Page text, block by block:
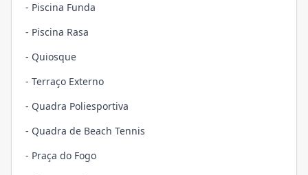
- Piscina Funda
- Piscina Rasa
- Quiosque
- Terraço Externo
- Quadra Poliesportiva
- Quadra de Beach Tennis
- Praça do Fogo